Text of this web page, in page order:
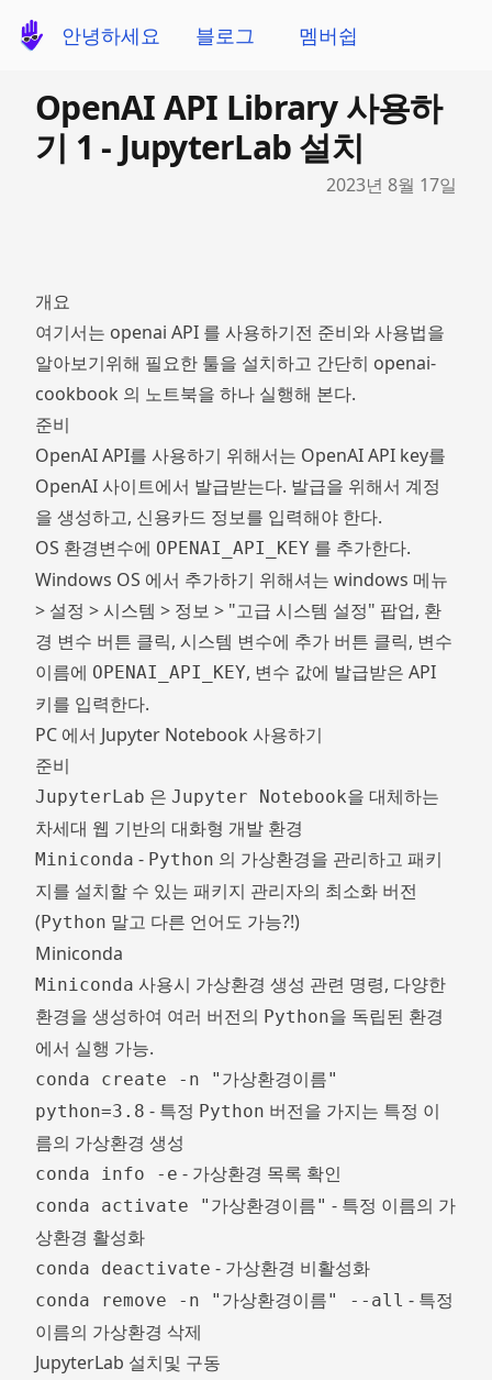
OpenAI API Library 사용하
기 1 - JupyterLab 설치
2023년 8월 17일
개요
여기서는 openai API 를 사용하기전 준비와 사용법을
알아보기위해 필요한 툴을 설치하고 간단히 openai-
cookbook 의 노트북을 하나 실행해 본다.
준비
OpenAI API를 사용하기 위해서는 OpenAI API key를
OpenAI 사이트에서 발급받는다. 발급을 위해서 계정
을 생성하고, 신용카드 정보를 입력해야 한다.
OS 환경변수에 OPENAI_API_KEY 를 추가한다.
Windows OS 에서 추가하기 위해셔는 windows 메뉴
> 설정 > 시스템 > 정보 > "고급 시스템 설정" 팝업, 환
경 변수 버튼 클릭, 시스템 변수에 추가 버튼 클릭, 변수
이름에 OPENAI_API_KEY, 변수 값에 발급받은 API
키를 입력한다.
PC 에서 Jupyter Notebook 사용하기
준비
JupyterLab 은 Jupyter Notebook을 대체하는
차세대 웹 기반의 대화형 개발 환경
Miniconda - Python 의 가상환경을 관리하고 패키
지를 설치할 수 있는 패키지 관리자의 최소화 버전
(Python 말고 다른 언어도 가능?!)
Miniconda
Miniconda 사용시 가상환경 생성 관련 명령, 다양한
환경을 생성하여 여러 버전의 Python을 독립된 환경
에서 실행 가능.
conda create -n "가상환경이름"
python=3.8 - 특정 Python 버전을 가지는 특정 이
름의 가상환경 생성
conda info -e - 가상환경 목록 확인
conda activate "가상환경이름" - 특정 이름의 가
상환경 활성화
conda deactivate - 가상환경 비활성화
conda remove -n "가상환경이름" --all - 특정
이름의 가상환경 삭제
JupyterLab 설치및 구동
안녕하세요 블로그 멤버쉽